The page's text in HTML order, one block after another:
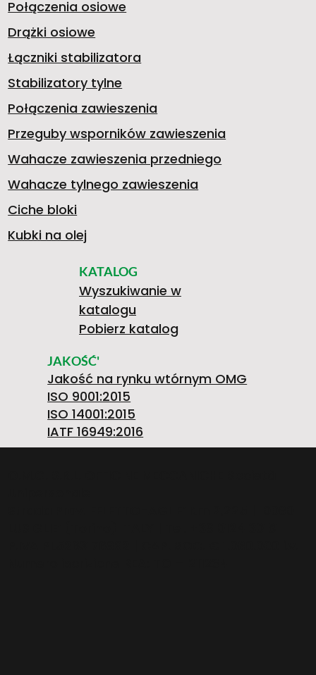
0
A
5
6
6
8
Połączenia osiowe
Drążki osiowe
Łączniki stabilizatora
Stabilizatory tylne
Połączenia zawieszenia
Przeguby wsporników zawieszenia
Wahacze zawieszenia przedniego
Wahacze tylnego zawieszenia
Ciche bloki
Kubki na olej
KATALOG
Wyszukiwanie w
katalogu
Pobierz katalog
JAKOŚĆ'
Jakość na rynku wtórnym OMG
ISO 9001:2015
ISO 14001:2015
IATF 16949:2016